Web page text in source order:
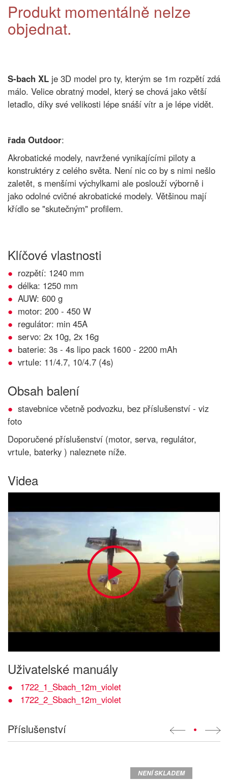
Produkt momentálně nelze
objednat.
S-bach XL je 3D model pro ty, kterým se 1m rozpětí zdá
málo. Velice obratný model, který se chová jako větší
letadlo, díky své velikosti lépe snáší vítr a je lépe vidět.
řada Outdoor:
Akrobatické modely, navržené vynikajícími piloty a
konstruktéry z celého světa. Není nic co by s nimi nešlo
zaletět, s menšími výchylkami ale poslouží výborně i
jako odolné cvičné akrobatické modely. Většinou mají
křídlo se "skutečným" profilem.
Klíčové vlastnosti
rozpětí: 1240 mm
délka: 1250 mm
AUW: 600 g
motor: 200 - 450 W
regulátor: min 45A
servo: 2x 10g, 2x 16g
baterie: 3s - 4s lipo pack 1600 - 2200 mAh
vrtule: 11/4.7, 10/4.7 (4s)
Obsah balení
stavebnice včetně podvozku, bez příslušenství - viz
foto
Doporučené příslušenství (motor, serva, regulátor,
vrtule, baterky ) naleznete níže.
Videa
Uživatelské manuály
1722_1_Sbach_12m_violet
1722_2_Sbach_12m_violet
Příslušenství •
NENÍ SKLADEM